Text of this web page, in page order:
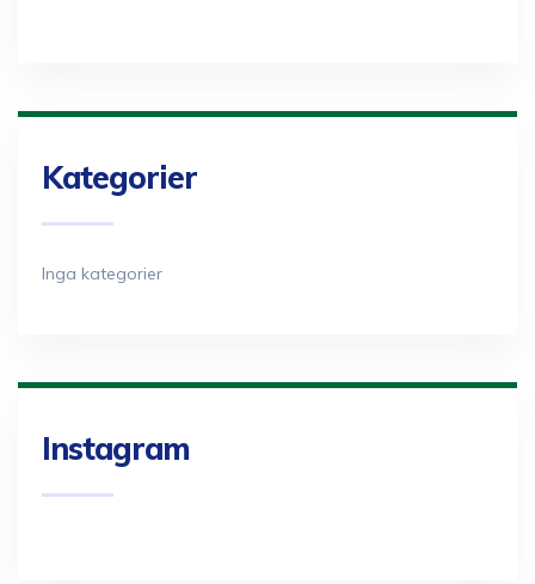
Kategorier
Inga kategorier
Instagram